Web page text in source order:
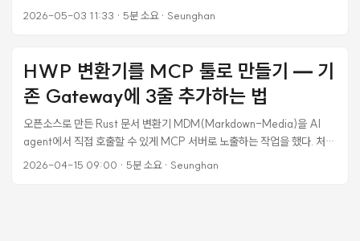
GitHub MCP 하나 깔면 Claude 컨텍스트 17,600 토큰. AI가 사용자 질
통’ => RPC(Real Player Character), 과거의 바보 같은 NPC(Non-
Player Character)가 아닙니다. ...
2026-05-03 11:33 · 5분 소요· Seunghan
HWP 변환기를 MCP 툴로 만들기 — 기
존 Gateway에 3줄 추가하는 법
오픈소스로 만든 Rust 문서 변환기 MDM(Markdown-Media)을 AI
agent에서 직접 호출할 수 있게 MCP 서버로 노출하는 작업을 했다. 처음
엔 @mdm/mcp-server 독립 Node.js 패키지로 만들 생각이었는데, 이
2026-04-15 09:00 · 5분 소요· Seunghan